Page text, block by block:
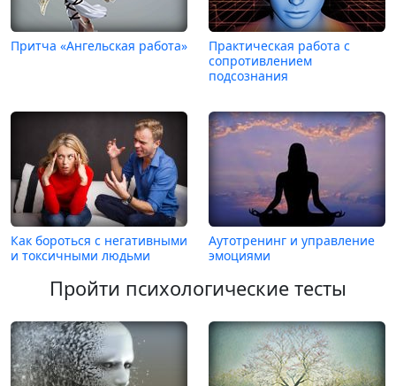
Притча «Ангельская работа»
Практическая работа с
сопротивлением
подсознания
Как бороться с негативными
и токсичными людьми
Аутотренинг и управление
эмоциями
Пройти психологические тесты